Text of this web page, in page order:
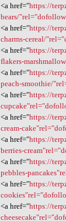
<a href="https://
bears/
<a href="https://
charms-cereal/
<a href="https://
flakers-
<a href="https://
peach-smoothie/
<a href="https://
<a href="https://
cream-
<a href="https://
berries-
<a href="https://
pebbles-
<a href="https://
<a href="https://